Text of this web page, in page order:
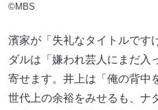
©MBS
濱家が「失礼なタイトルで
ダルは「嫌われ芸人にまだ入
寄せます。井上は「俺の背中
世代上の余裕をみせるも、ナ